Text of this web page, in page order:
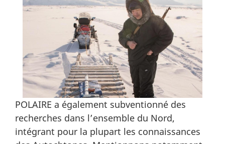
POLAIRE a également subventionné des
recherches dans l’ensemble du Nord,
intégrant pour la plupart les connaissances